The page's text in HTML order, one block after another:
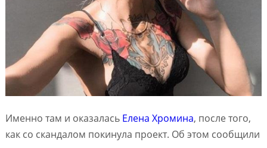
Именно там и оказалась Елена Хромина, после того,
как со скандалом покинула проект. Об этом сообщили